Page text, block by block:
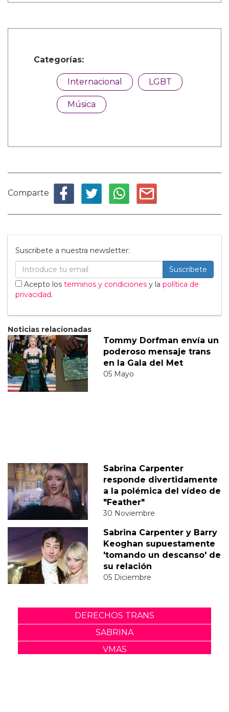
Categorías:
Internacional LGBT
Música
Comparte
Suscribete a nuestra newsletter:
Suscribete
Acepto los terminos y condiciones y la política de
privacidad.
Noticias relacionadas
Tommy Dorfman envía un
poderoso mensaje trans
en la Gala del Met
05 Mayo
Sabrina Carpenter
responde divertidamente
a la polémica del vídeo de
"Feather"
30 Noviembre
Sabrina Carpenter y Barry
Keoghan supuestamente
'tomando un descanso' de
su relación
05 Diciembre
DERECHOS TRANS
SABRINA
VMAS